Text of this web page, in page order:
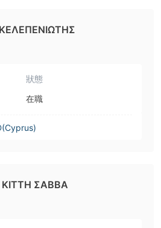
狀態
在職
ΣΑΒΒΑ